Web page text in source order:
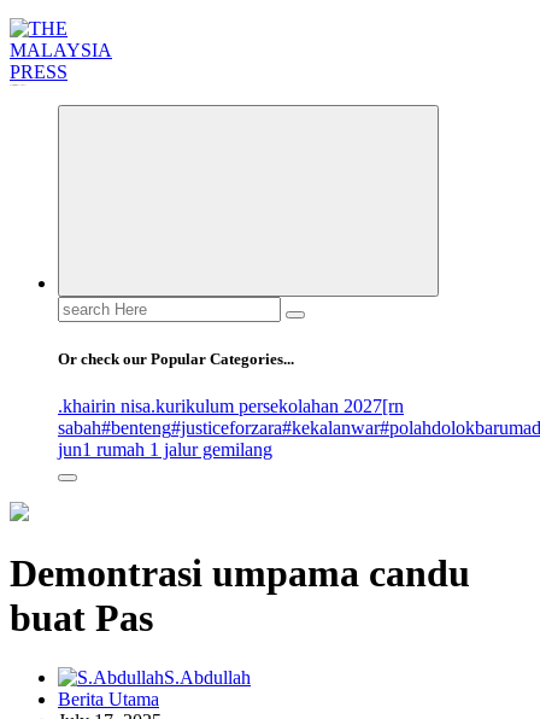
Search
for:
Or check our Popular Categories...
.khairin nisa.kurikulum persekolahan 2027[rn
sabah#benteng#justiceforzara#kekalanwar
jun1 rumah 1 jalur gemilang
Demontrasi umpama candu
buat Pas
S.Abdullah
Berita Utama